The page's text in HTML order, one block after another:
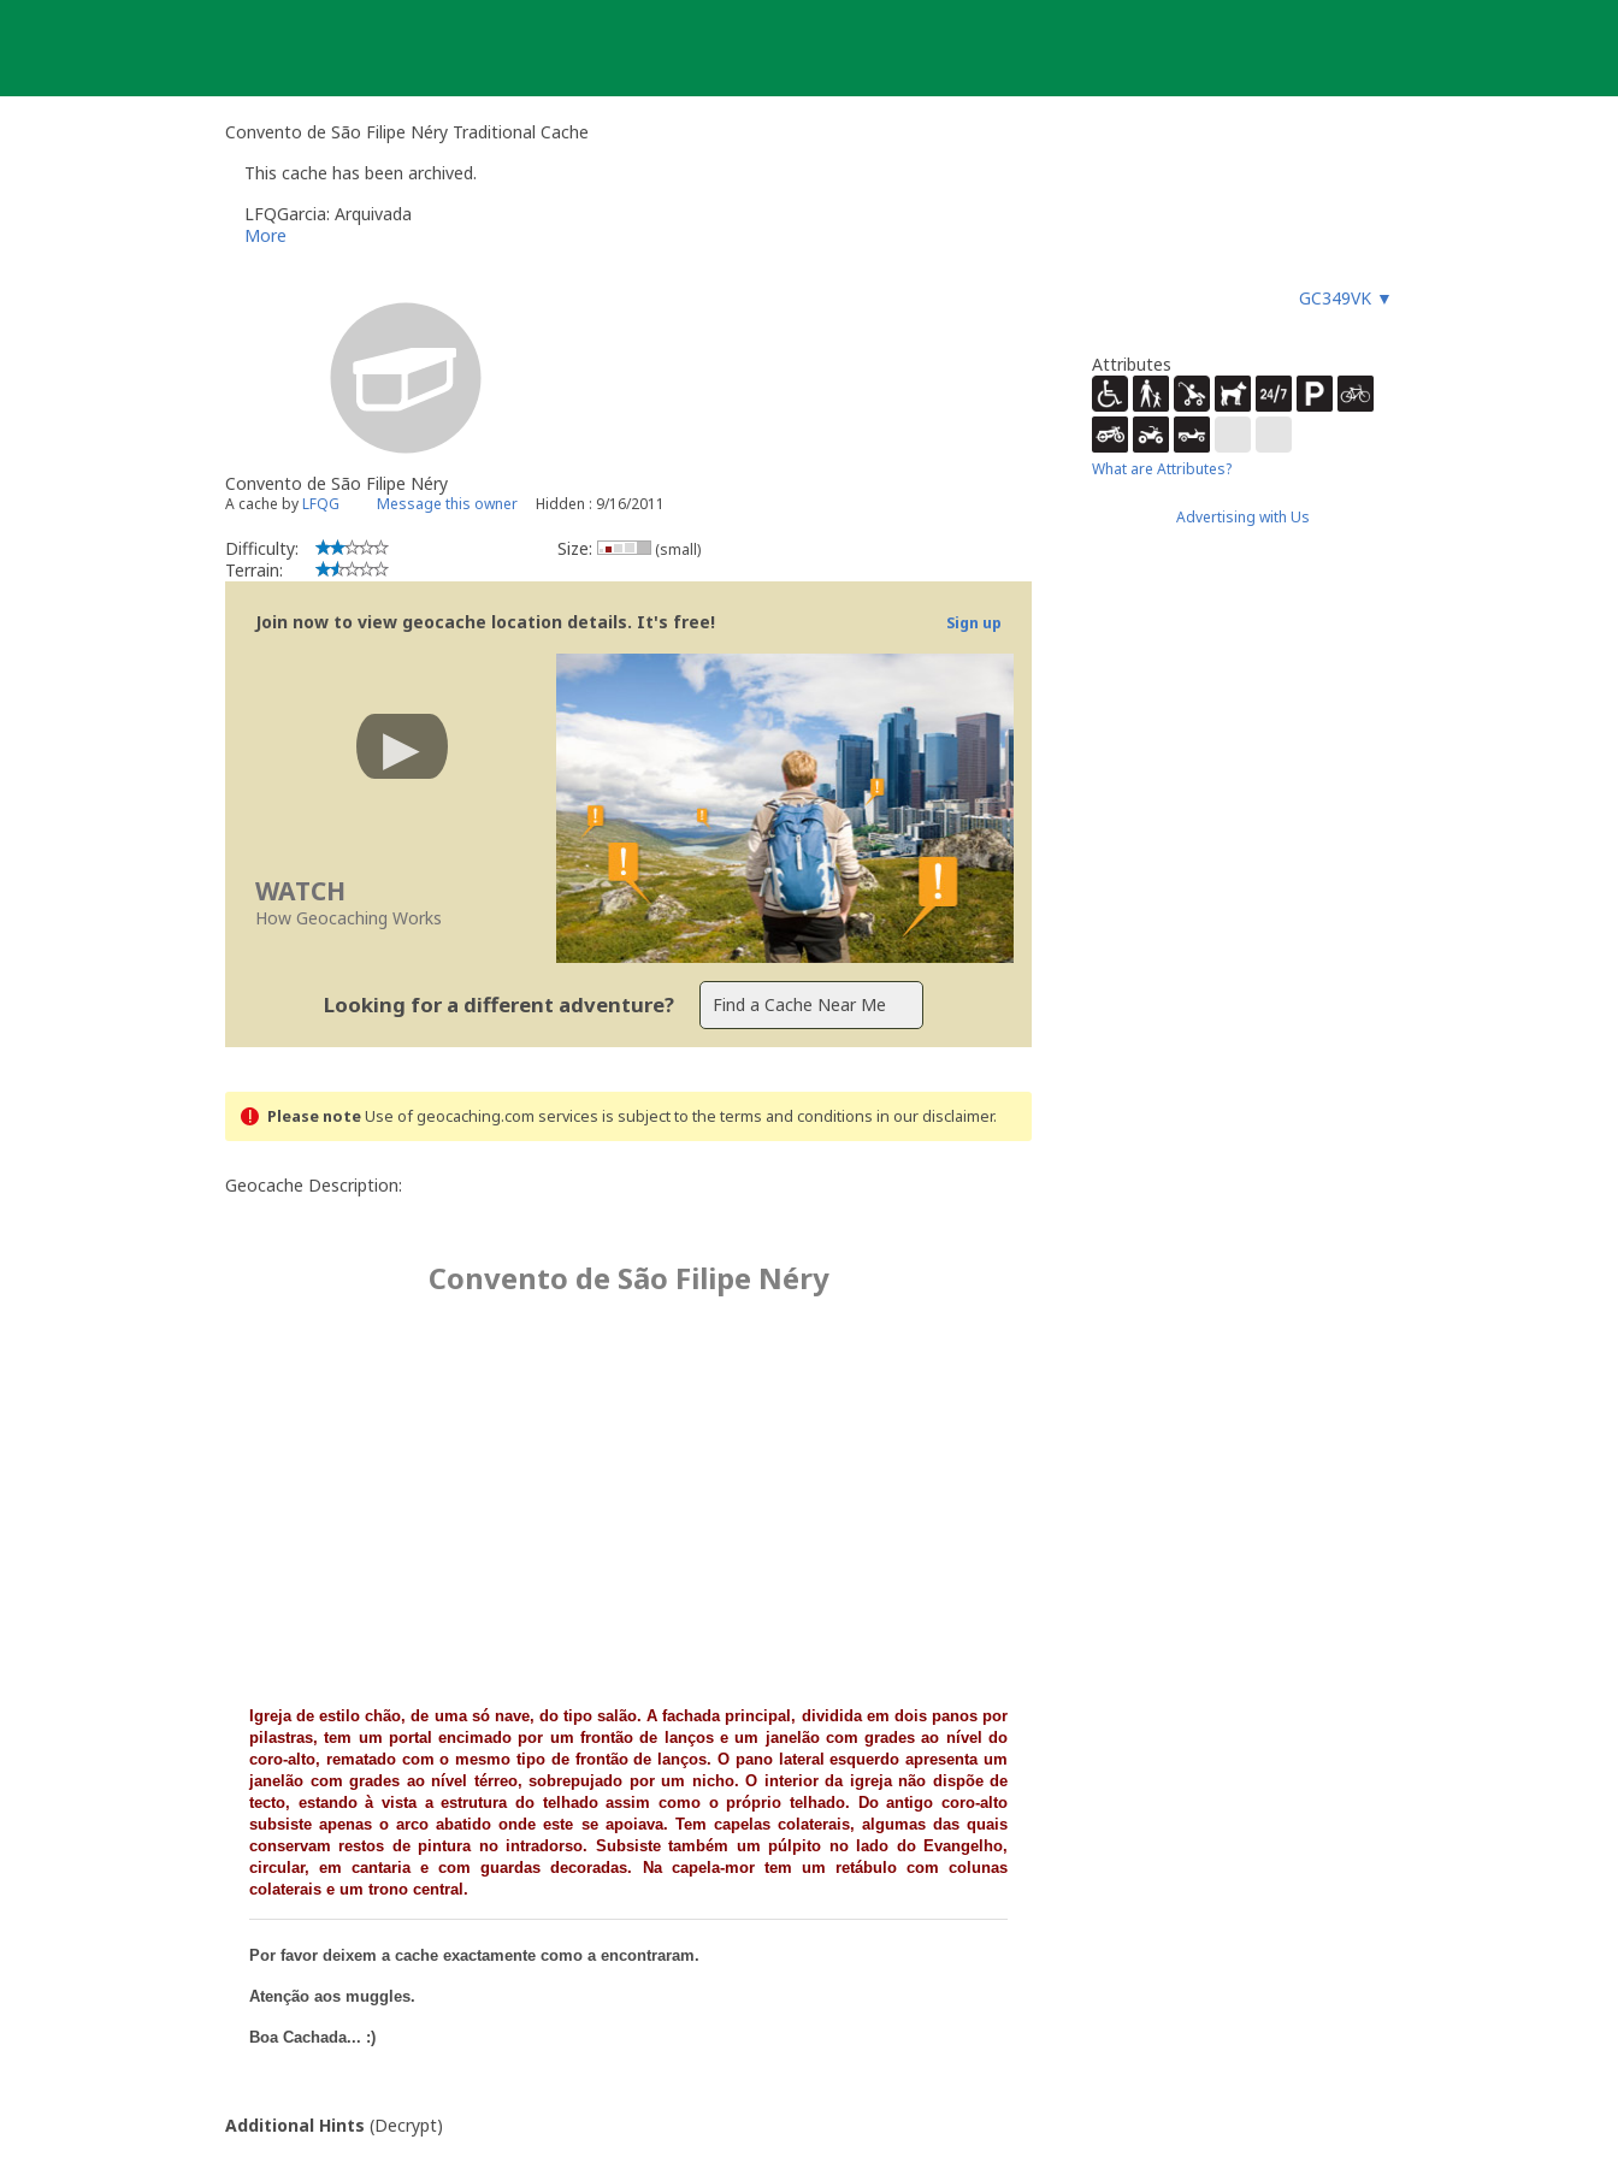
Convento de São Filipe Néry Traditional Cache
This cache has been archived.
LFQGarcia: Arquivada
More
GC349VK ▼
Convento de São Filipe Néry
A cache byLFQG Message this owner Hidden : 9/16/2011
Difficulty:
Terrain:
Size: (small)
Join now to view geocache location details. It's free! Sign up
WATCH
How Geocaching Works
Looking for a different adventure?
Please noteUse of geocaching.com services is subject to the terms and conditions in our disclaimer.
Geocache Description:
Convento de São Filipe Néry
Igreja de estilo chão, de uma só nave, do tipo salão. A fachada principal, dividida em dois panos por
pilastras, tem um portal encimado por um frontão de lanços e um janelão com grades ao nível do
coro-alto, rematado com o mesmo tipo de frontão de lanços. O pano lateral esquerdo apresenta um
janelão com grades ao nível térreo, sobrepujado por um nicho. O interior da igreja não dispõe de
tecto, estando à vista a estrutura do telhado assim como o próprio telhado. Do antigo coro-alto
subsiste apenas o arco abatido onde este se apoiava. Tem capelas colaterais, algumas das quais
conservam restos de pintura no intradorso. Subsiste também um púlpito no lado do Evangelho,
circular, em cantaria e com guardas decoradas. Na capela-mor tem um retábulo com colunas
colaterais e um trono central.
Por favor deixem a cache exactamente como a encontraram.
Atenção aos muggles.
Boa Cachada... :)
Additional Hints (Decrypt)
Attributes
What are Attributes?
Advertising with Us